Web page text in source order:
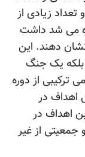
زیادی از
می شد داشت
دهند. این
یک جنگ
ترکیبی از دوره
اهداف در
اهداف در
جمعیتی از غیر